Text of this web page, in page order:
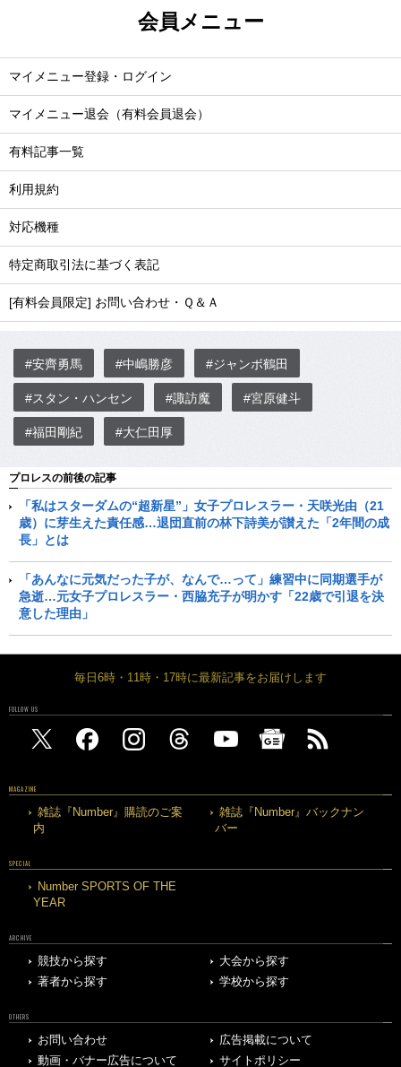
会員メニュー
マイメニュー登録・ログイン
マイメニュー退会（有料会員退会）
有料記事一覧
利用規約
対応機種
特定商取引法に基づく表記
[有料会員限定] お問い合わせ・Ｑ＆Ａ
#安齊勇馬 #中嶋勝彦 #ジャンボ鶴田
#スタン・ハンセン #諏訪魔 #宮原健斗
#福田剛紀 #大仁田厚
プロレスの前後の記事
「私はスターダムの“超新星”」女子プロレスラー・天咲光由（21
歳）に芽生えた責任感…退団直前の林下詩美が讃えた「2年間の成
長」とは
「あんなに元気だった子が、なんで…って」練習中に同期選手が
急逝…元女子プロレスラー・西脇充子が明かす「22歳で引退を決
意した理由」
毎日6時・11時・17時に最新記事をお届けします
FOLLOW US
MAGAZINE
雑誌『Number』購読のご案
内
雑誌『Number』バックナン
バー
SPECIAL
Number SPORTS OF THE
YEAR
ARCHIVE
競技から探す
大会から探す
著者から探す
学校から探す
OTHERS
お問い合わせ
広告掲載について
動画・バナー広告について
サイトポリシー